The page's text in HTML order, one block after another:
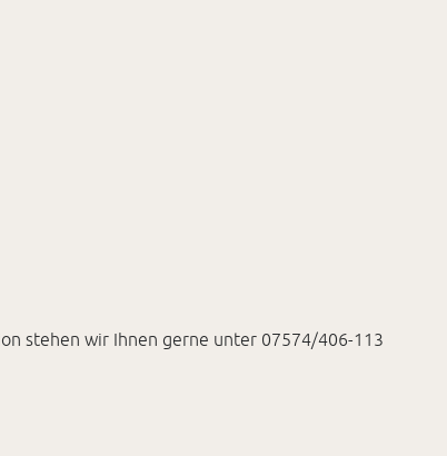
stehen wir Ihnen gerne unter 07574/406-113